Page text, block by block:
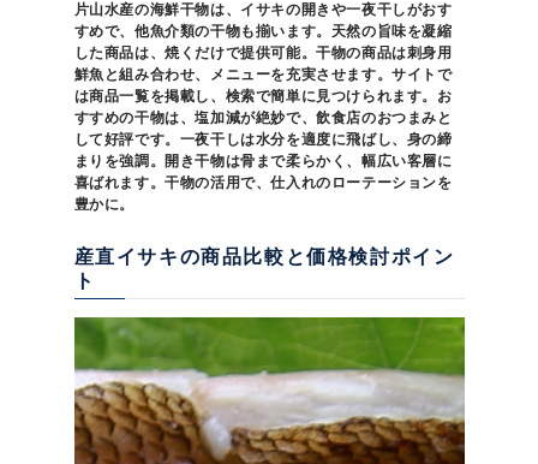
片山水産の海鮮干物は、イサキの開きや一夜干しがおす
すめで、他魚介類の干物も揃います。天然の旨味を凝縮
した商品は、焼くだけで提供可能。干物の商品は刺身用
鮮魚と組み合わせ、メニューを充実させます。サイトで
は商品一覧を掲載し、検索で簡単に見つけられます。お
すすめの干物は、塩加減が絶妙で、飲食店のおつまみと
して好評です。一夜干しは水分を適度に飛ばし、身の締
まりを強調。開き干物は骨まで柔らかく、幅広い客層に
喜ばれます。干物の活用で、仕入れのローテーションを
豊かに。
産直イサキの商品比較と価格検討ポイン
ト